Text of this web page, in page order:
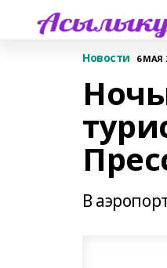
Новости 6 МАЯ
В